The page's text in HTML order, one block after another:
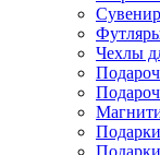
Чехлы